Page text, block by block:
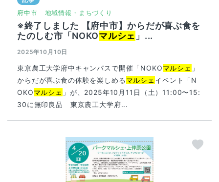
府中市 地域情報・まちづくり
※終了しました 【府中市】からだが喜ぶ食を
たのしむ市「NOKOマルシェ 」...
2025年10月10日
東京農工大学府中キャンパスで開催「NOKOマルシェ 」
からだが喜ぶ食の体験を楽しめる マルシェ イベント「N
OKOマルシェ 」が、2025年10月11日（土）11:00〜15:
30に無印良品 東京農工大学府...